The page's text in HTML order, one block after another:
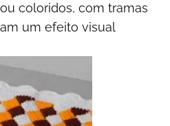
coloridos, com tramas
um efeito visual